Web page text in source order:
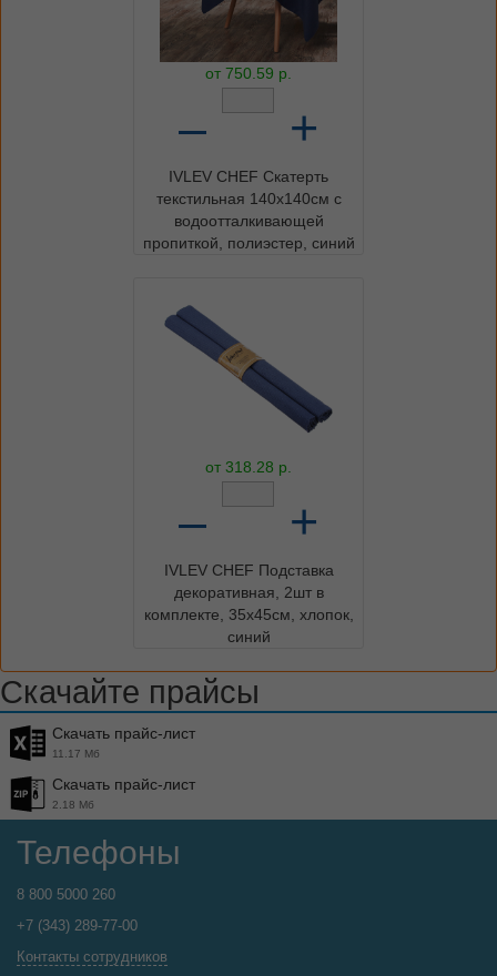
от 750.59 р.
– +
IVLEV CHEF Скатерть
текстильная 140х140см с
водоотталкивающей
пропиткой, полиэстер, синий
от 318.28 р.
– +
IVLEV CHEF Подставка
декоративная, 2шт в
комплекте, 35х45см, хлопок,
синий
Скачайте прайсы
Скачать прайс-лист
11.17 Мб
Скачать прайс-лист
2.18 Мб
Телефоны
8 800 5000 260
+7 (343) 289-77-00
Контакты сотрудников